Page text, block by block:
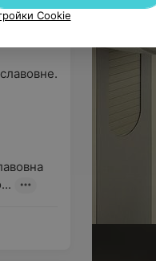
Cookie